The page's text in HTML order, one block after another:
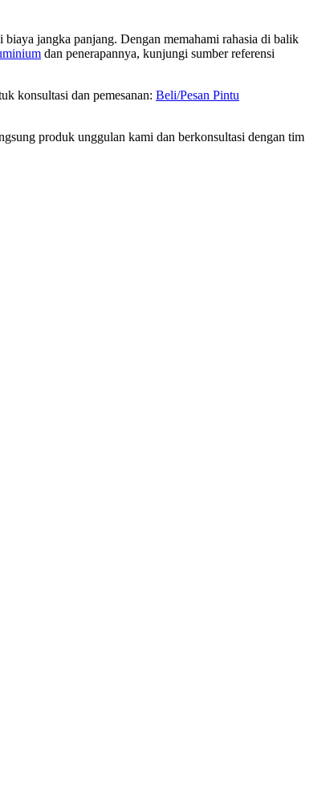
jangka panjang. Dengan memahami rahasia di balik
dan penerapannya, kunjungi sumber referensi
konsultasi dan pemesanan: Beli/Pesan Pintu
produk unggulan kami dan berkonsultasi dengan tim